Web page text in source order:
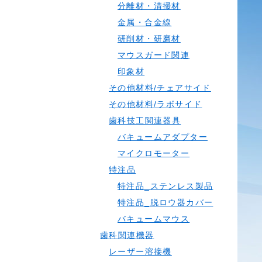
分離材・清掃材
金属・合金線
研削材・研磨材
マウスガード関連
印象材
その他材料/チェアサイド
その他材料/ラボサイド
歯科技工関連器具
バキュームアダプター
マイクロモーター
特注品
特注品_ステンレス製品
特注品_脱ロウ器カバー
バキュームマウス
歯科関連機器
レーザー溶接機